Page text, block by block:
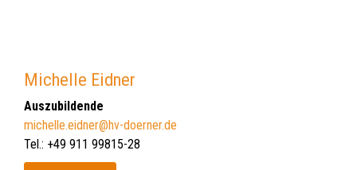
Michelle Eidner
Auszubildende
michelle.eidner@hv-doerner.de
Tel.: +49 911 99815-28